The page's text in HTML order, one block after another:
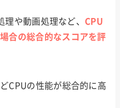
や動画処理など、 CPU
合の総合的なスコアを評
CPUの性能が総合的に高